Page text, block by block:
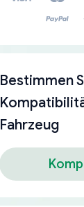
Bestimmen
Fahrzeug